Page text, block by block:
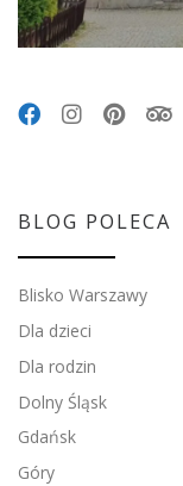
BLOG POLECA
Blisko Warszawy
Dla dzieci
Dla rodzin
Dolny Śląsk
Gdańsk
Góry